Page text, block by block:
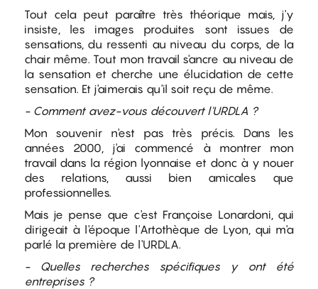
Tout cela peut paraître très théorique mais, j'y
insiste, les images produites sont issues de
sensations, du ressenti au niveau du corps, de la
chair même. Tout mon travail s'ancre au niveau de
la sensation et cherche une élucidation de cette
sensation. Et j'aimerais qu'il soit reçu de même.
- Comment avez-vous découvert l'URDLA ?
Mon souvenir n'est pas très précis. Dans les
années 2000, j'ai commencé à montrer mon
travail dans la région lyonnaise et donc à y nouer
des relations, aussi bien amicales que
professionnelles.
Mais je pense que c'est Françoise Lonardoni, qui
dirigeait à l'époque l'Artothèque de Lyon, qui m'a
parlé la première de l'URDLA.
- Quelles recherches spécifiques y ont été
entreprises ?